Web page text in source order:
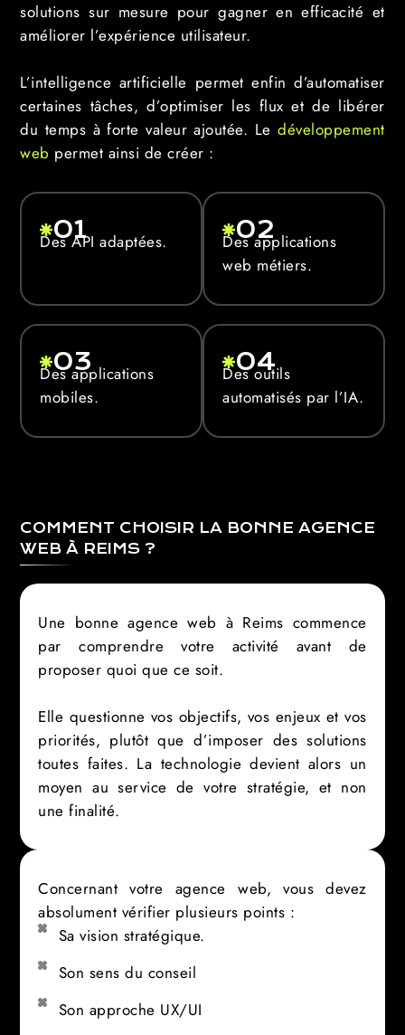
solutions sur mesure pour gagner en efficacité et
améliorer l’expérience utilisateur.
L’intelligence artificielle permet enfin d’automatiser
certaines tâches, d’optimiser les flux et de libérer
du temps à forte valeur ajoutée. Ledéveloppement
web permet ainsi de créer :
01
Des API adaptées. 02
Des applications
web métiers.
03
Des applications
mobiles.
04
Des outils
automatisés par l’IA.
COMMENT CHOISIR LA BONNE AGENCE
WEB À REIMS ?
Une bonne agence web à Reims commence
par comprendre votre activité avant de
proposer quoi que ce soit.
Elle questionne vos objectifs, vos enjeux et vos
priorités, plutôt que d’imposer des solutions
toutes faites. La technologie devient alors un
moyen au service de votre stratégie, et non
une finalité.
Concernant votre agence web, vous devez
absolument vérifier plusieurs points :
Sa vision stratégique.
Son sens du conseil
Son approche UX/UI